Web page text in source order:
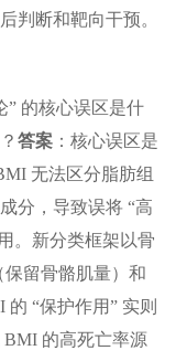
判断和靶向干预。
” 的核心误区是什
答案：核心误区是
无法区分脂肪组
分，导致误将 “高
。新分类框架以骨
留骨骼肌量）和
“保护作用” 实则
的高死亡率源